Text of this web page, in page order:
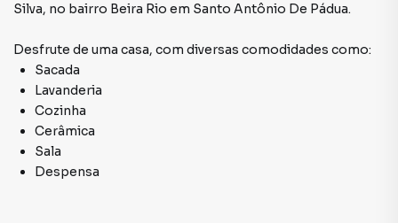
Silva, no bairro Beira Rio em Santo Antônio De Pádua.
Desfrute de uma casa, com diversas comodidades como:
Sacada
Lavanderia
Cozinha
Cerâmica
Sala
Despensa